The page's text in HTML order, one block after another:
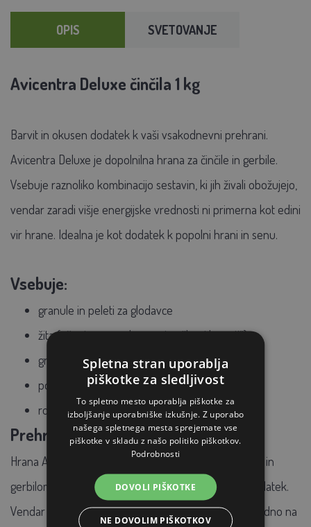
OPIS SVETOVANJE
Avicentra Deluxe činčila 1 kg
Barvit in okusen dodatek k vaši vsakodnevni prehrani.
Avicentra Deluxe je dopolnilna hrana za činčile in gerbile.
Vsebuje raznoliko kombinacijo sestavin, ki jih živali obožujejo,
vendar zaradi višje energijske vrednosti ni primerna kot edini
vir hrane. Idealna je kot dodatek k popolni hrani in senu.
Vsebuje:
granule in peleti za glodavce
žita (pšenica, oves, koruza in njihovi kosmiči)
grahovi kosmiči
posušene banane in šipek
rožičev
Prehrana in nega:
Hrana Avicentra Deluxe, izdelana na Češkem, činčilam in
gerbilom zagotavlja visokokakovosten prehranski dodatek.
Vendar pa ne nadomešča sena, ki mora biti živalim vedno na
Spletna stran uporablja
piškotke za sledljivost
To spletno mesto uporablja piškotke za
izboljšanje uporabniške izkušnje. Z uporabo
našega spletnega mesta sprejemate vse
piškotke v skladu z našo politiko piškotkov.
Podrobnosti
DOVOLI PIŠKOTKE
NE DOVOLIM PIŠKOTKOV